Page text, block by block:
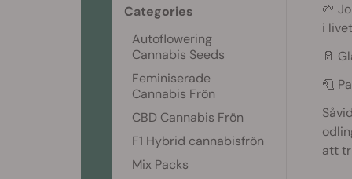
🌱
i
🥛
🧻
att
Categories
Autoflowering
Cannabis Seeds
Feminiserade
Cannabis Frön
CBD Cannabis Frön
F1 Hybrid cannabisfrön
Mix Packs